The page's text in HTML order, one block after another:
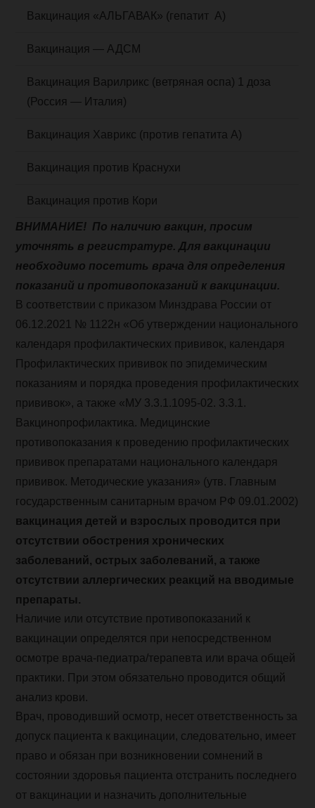
Вакцинация «АЛЬГАВАК» (гепатит А)
Вакцинация — АДСМ
Вакцинация Варилрикс (ветряная оспа) 1 доза
(Россия — Италия)
Вакцинация Хаврикс (против гепатита А)
Вакцинация против Краснухи
Вакцинация против Кори
ВНИМАНИЕ! По наличию вакцин, просим
уточнять в регистратуре. Для вакцинации
необходимо посетить врача для определения
показаний и противопоказаний к вакцинации.
В соответствии с приказом Минздрава России от
06.12.2021 № 1122н «Об утверждении национального
календаря профилактических прививок, календаря
Профилактических прививок по эпидемическим
показаниям и порядка проведения профилактических
прививок», а также «МУ 3.3.1.1095-02. 3.3.1.
Вакцинопрофилактика. Медицинские
противопоказания к проведению профилактических
прививок препаратами национального календаря
прививок. Методические указания» (утв. Главным
государственным санитарным врачом РФ 09.01.2002)
вакцинация детей и взрослых проводится при
отсутствии обострения хронических
заболеваний, острых заболеваний, а также
отсутствии аллергических реакций на вводимые
препараты.
Наличие или отсутствие противопоказаний к
вакцинации определятся при непосредственном
осмотре врача-педиатра/терапевта или врача общей
практики. При этом обязательно проводится общий
анализ крови.
Врач, проводивший осмотр, несет ответственность за
допуск пациента к вакцинации, следовательно, имеет
право и обязан при возникновении сомнений в
состоянии здоровья пациента отстранить последнего
от вакцинации и назначить дополнительные